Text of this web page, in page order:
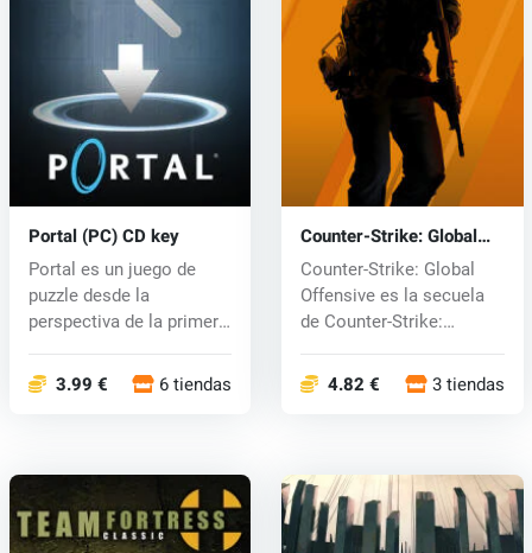
Portal (PC) CD key
Portal es un juego de
puzzle desde la
perspectiva de la primera
3.99 € 6 tiendas
Counter-Strike: Global
Offensive (PC) CD key
Counter-Strike: Global
Offensive es la secuela
de Counter-Strike:
4.82 € 3 tiendas